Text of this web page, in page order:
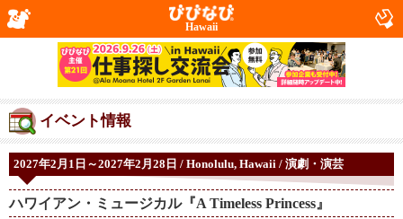
Hawaii
イベント情報
2027年2月1日～2027年2月28日 / Honolulu, Hawaii / 演劇・演芸
ハワイアン・ミュージカル『A Timeless Princess』